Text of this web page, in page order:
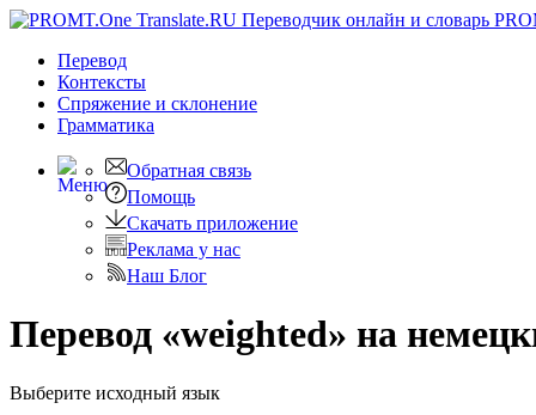
Перевод
Контексты
Спряжение и склонение
Грамматика
Обратная связь
Помощь
Скачать приложение
Реклама у нас
Наш Блог
Перевод «weighted» на
Выберите исходный язык